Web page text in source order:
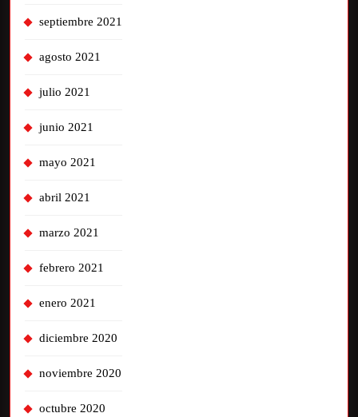
septiembre 2021
agosto 2021
julio 2021
junio 2021
mayo 2021
abril 2021
marzo 2021
febrero 2021
enero 2021
diciembre 2020
noviembre 2020
octubre 2020